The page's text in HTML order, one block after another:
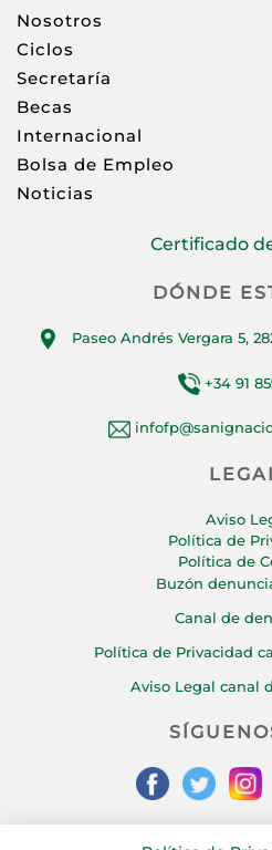
Nosotros
Ciclos
Secretaría
Becas
Internacional
Bolsa de Empleo
Noticias
Certificado
DÓNDE
Paseo Andrés Vergara 5,
+34 91
Aviso
Política de
Política de
Buzón
Canal de
Política de Privacidad
Aviso Legal canal